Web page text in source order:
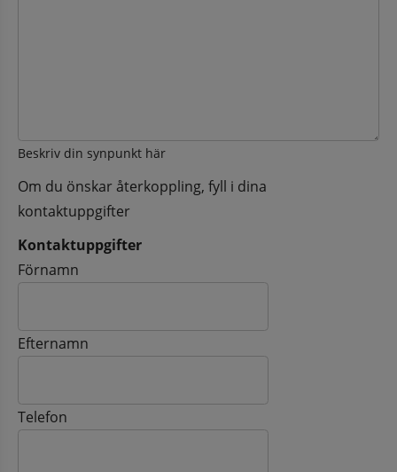
Beskriv din synpunkt här
Om du önskar återkoppling, fyll i dina
kontaktuppgifter
Kontaktuppgifter
Kontaktuppgifter
Förnamn
Efternamn
Telefon